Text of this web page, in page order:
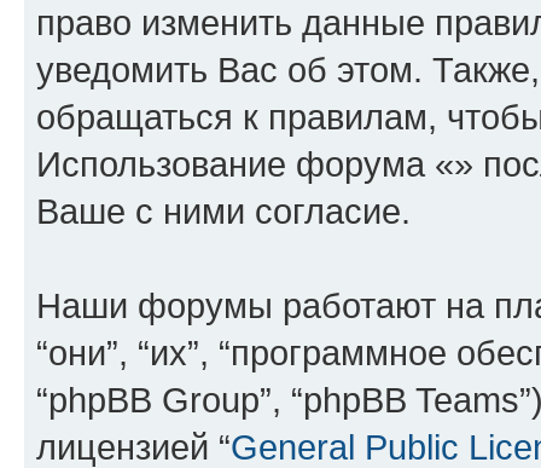
право изменить данные
уведомить Вас об этом.
обращаться к правилам,
Использование форума «»
Ваше с ними согласие.
Наши форумы работают на
“они”, “их”, “программное
“phpBB Group”, “phpBB
лицензией “General Public